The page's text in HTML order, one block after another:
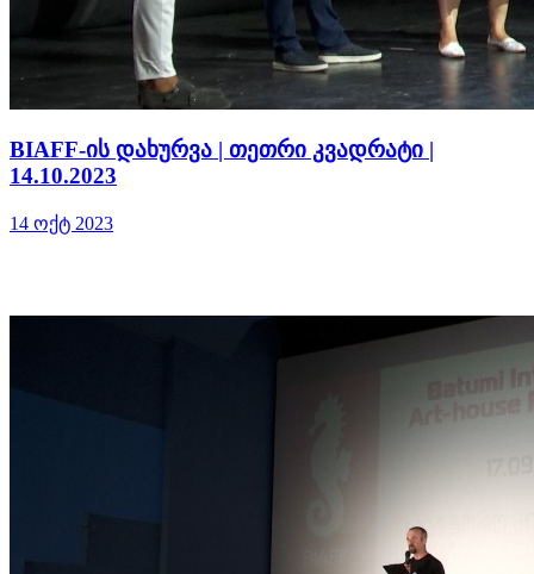
BIAFF-ის დახურვა | თეთრი კვადრატი |
14.10.2023
14 ოქტ 2023